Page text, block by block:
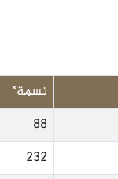
نسمة*
88
232